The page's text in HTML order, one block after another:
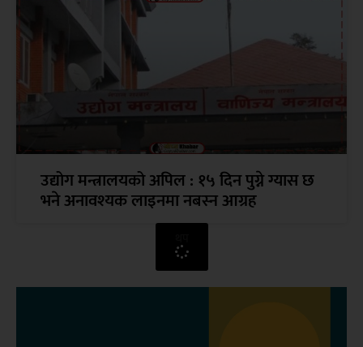
उद्योग मन्त्रालयको अपिल : १५ दिन पुग्ने ग्यास छ
भने अनावश्यक लाइनमा नबस्न आग्रह